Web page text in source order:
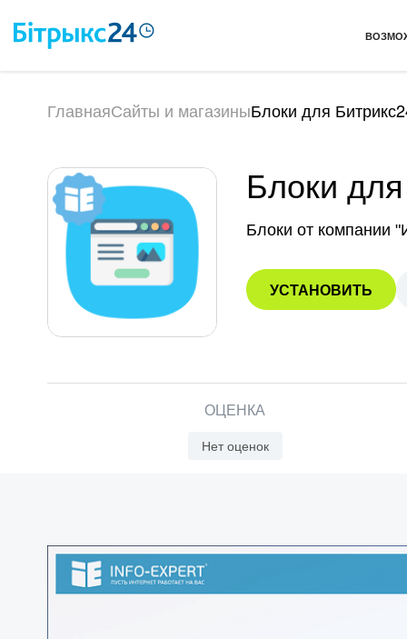
ГлавнаяСайты и магазиныБлоки для
Блоки
Блоки от компании
УСТАНОВИТЬ
ОЦЕНКА
Нет оценок